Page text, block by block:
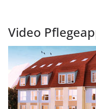
Video